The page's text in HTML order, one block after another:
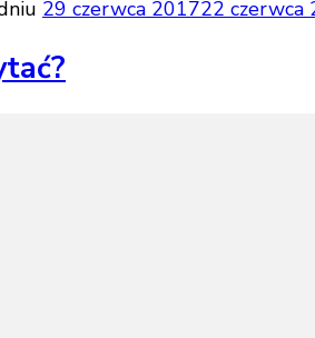
29 czerwca 201722 czerwca